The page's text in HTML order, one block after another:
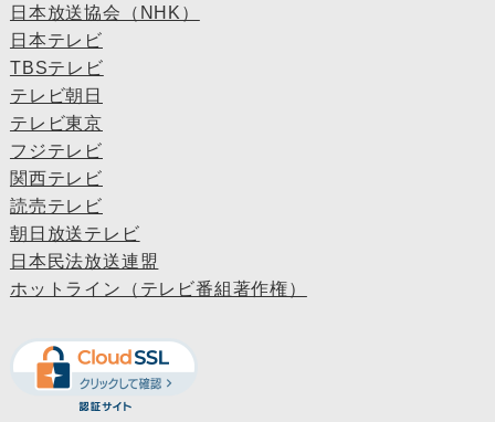
日本放送協会（NHK）
日本テレビ
TBSテレビ
テレビ朝日
テレビ東京
フジテレビ
関西テレビ
読売テレビ
朝日放送テレビ
日本民法放送連盟
ホットライン（テレビ番組著作権）